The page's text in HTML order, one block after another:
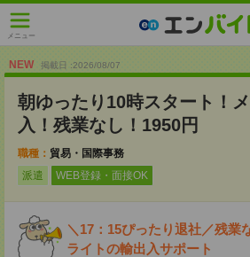
メニュー
NEW 掲載日 :2026/08/07
朝ゆったり10時スタート！
入！残業なし！1950円
職種： 貿易・国際事務
派遣
WEB登録・面接OK
＼17：15ぴったり退社／残業
ライトの輸出入サポート